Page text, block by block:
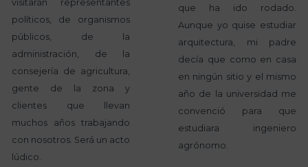
visitarán representantes
políticos, de organismos
públicos, de la
administración, de la
consejería de agricultura,
gente de la zona y
clientes que llevan
muchos años trabajando
con nosotros. Será un acto
lúdico.
que ha ido rodado.
Aunque yo quise estudiar
arquitectura, mi padre
decía que como en casa
en ningún sitio y el mismo
año de la universidad me
convenció para que
estudiara ingeniero
agrónomo.